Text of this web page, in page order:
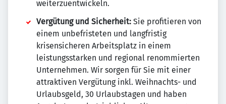
weiterzuentwickeln.
Vergütung und Sicherheit: Sie profitieren von
einem unbefristeten und langfristig
krisensicheren Arbeitsplatz in einem
leistungsstarken und regional renommierten
Unternehmen. Wir sorgen für Sie mit einer
attraktiven Vergütung inkl. Weihnachts- und
Urlaubsgeld, 30 Urlaubstagen und haben